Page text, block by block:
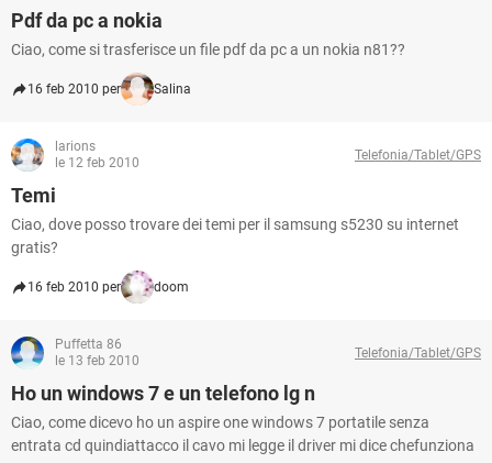
Pdf da pc a nokia
Ciao, come si trasferisce un file pdf da pc a un nokia n81??
16 feb 2010 per Salina
larions
le 12 feb 2010
Telefonia/Tablet/GPS
Temi
Ciao, dove posso trovare dei temi per il samsung s5230 su internet
gratis?
16 feb 2010 per doom
Puffetta 86
le 13 feb 2010
Telefonia/Tablet/GPS
Ho un windows 7 e un telefono lg n
Ciao, come dicevo ho un aspire one windows 7 portatile senza
entrata cd quindiattacco il cavo mi legge il driver mi dice chefunziona